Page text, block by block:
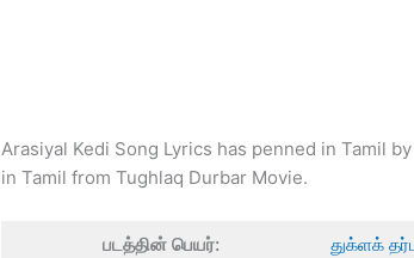
Arasiyal Kedi Song Lyrics has penned in Tamil
in Tamil from Tughlaq Durbar Movie.
படத்தின் பெயர்: துக்ளக்